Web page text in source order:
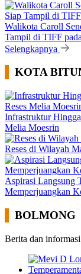
Walikota Caroll
Tampil di TIFF
Selengkapnya
KOTA
Infrastruktur
Melia Moesrin
Reses di Wilayah
Aspirasi Langsung
Memperjuangkan
BOLMONG
Berita dan